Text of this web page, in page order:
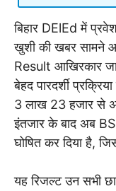
बिहार DElEd में
खुशी की खबर सामने
Result आखिरकार
बेहद पारदर्शी
3 लाख 23 हजार से
इंतजार के बाद अब
घोषित कर दिया है,
यह रिजल्ट उन सभी